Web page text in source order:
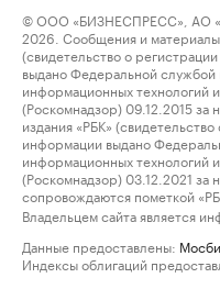
© ООО «БИЗНЕСПРЕСС», АО
2026. Сообщения и материалы
(свидетельство о
выдано Федеральной службой
информационных технологий
(Роскомнадзор) 09.12.2015
издания «РБК»
информации выдано
информационных технологий
(Роскомнадзор) 03.12.2021
сопровождаются пометкой
Владельцем сайта является
Данные предоставлены:
Индексы облигаций